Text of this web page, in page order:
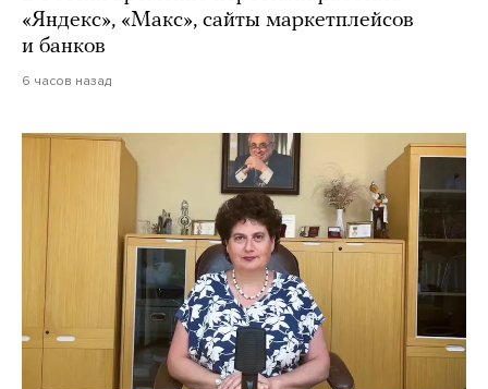
«Яндекс», «Макс», сайты маркетплейсов
и банков
6 часов назад